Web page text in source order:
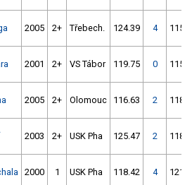
2005 2+ Třebech. 124.39 4
2001 2+ VS Tábor 119.75 0
2005 2+ Olomouc 116.63 2
2003 2+ USK Pha 125.47 2
2000 1 USK Pha 118.42 4